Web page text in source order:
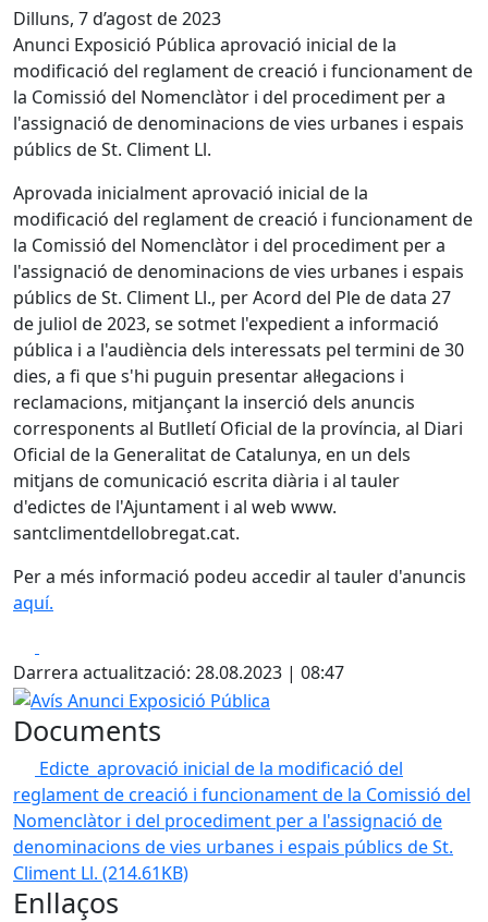
Dilluns, 7 d’agost de 2023
Anunci Exposició Pública aprovació inicial de la
modificació del reglament de creació i funcionament de
la Comissió del Nomenclàtor i del procediment per a
l'assignació de denominacions de vies urbanes i espais
públics de St. Climent Ll.
Aprovada inicialment aprovació inicial de la
modificació del reglament de creació i funcionament de
la Comissió del Nomenclàtor i del procediment per a
l'assignació de denominacions de vies urbanes i espais
públics de St. Climent Ll., per Acord del Ple de data 27
de juliol de 2023, se sotmet l'expedient a informació
pública i a l'audiència dels interessats pel termini de 30
dies, a fi que s'hi puguin presentar al·legacions i
reclamacions, mitjançant la inserció dels anuncis
corresponents al Butlletí Oficial de la província, al Diari
Oficial de la Generalitat de Catalunya, en un dels
mitjans de comunicació escrita diària i al tauler
d'edictes de l'Ajuntament i al web www.
santclimentdellobregat.cat.
Per a més informació podeu accedir al tauler d'anuncis
aquí.
Darrera actualització: 28.08.2023 | 08:47
Avís Anunci Exposició Pública
Documents
Edicte_aprovació inicial de la modificació del
reglament de creació i funcionament de la Comissió del
Nomenclàtor i del procediment per a l'assignació de
denominacions de vies urbanes i espais públics de St.
Climent Ll. (214.61KB)
Enllaços